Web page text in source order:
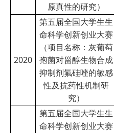
原真性的研究）
2020
第五届全国大学生生
命科学创新创业大赛
（项目名称：灰葡萄
孢菌对甾醇生物合成
抑制剂氟硅唑的敏感
性及抗药性机制研
究）
第五届全国大学生生
命科学创新创业大赛